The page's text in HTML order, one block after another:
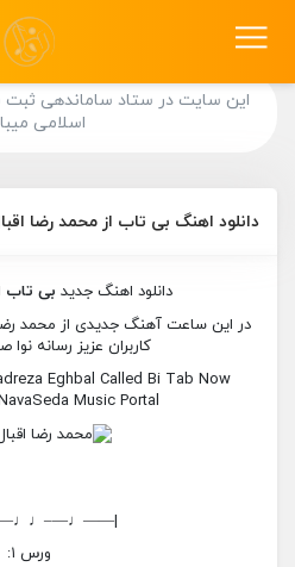
این سایت در ستاد ساماندهی ثبت
اسلامی
دانلود اهنگ بی تاب از محمد رضا
دانلود اهنگ جدید بی تاب
در این ساعت آهنگ جدیدی از محمد رضا
کاربران عزیز رسانه نوا
Eghbal Called Bi Tab Now
Music Portal
ورس ١: